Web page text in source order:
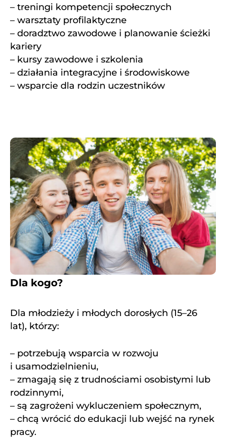
– treningi kompetencji społecznych
– warsztaty profilaktyczne
– doradztwo zawodowe i planowanie ścieżki
kariery
– kursy zawodowe i szkolenia
– działania integracyjne i środowiskowe
– wsparcie dla rodzin uczestników
Dla kogo?
Dla młodzieży i młodych dorosłych (15–26
lat), którzy:
– potrzebują wsparcia w rozwoju
i usamodzielnieniu,
– zmagają się z trudnościami osobistymi lub
rodzinnymi,
– są zagrożeni wykluczeniem społecznym,
– chcą wrócić do edukacji lub wejść na rynek
pracy.